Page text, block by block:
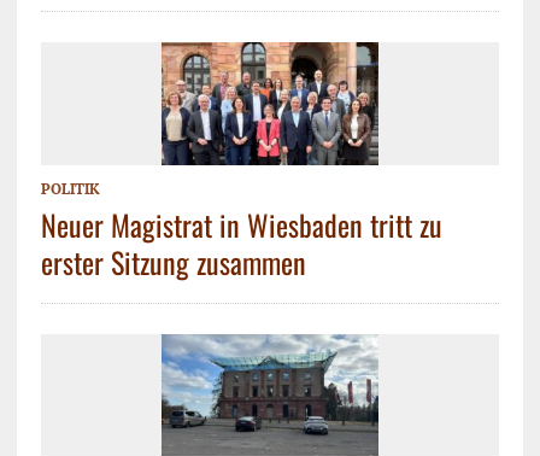
POLITIK
Neuer Magistrat in Wiesbaden tritt zu
erster Sitzung zusammen